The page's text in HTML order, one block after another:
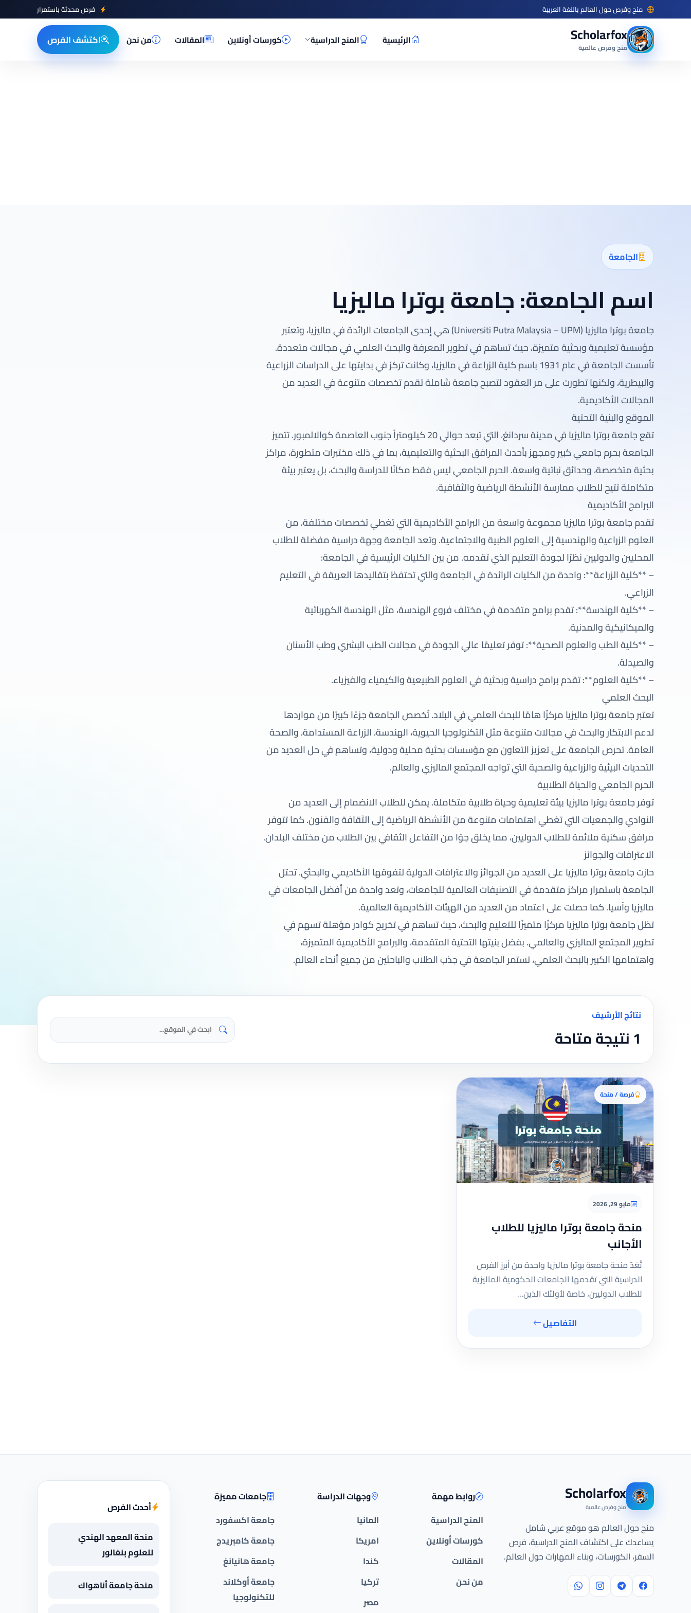
منح وفرص حول العالم باللغة العربية فرص محدثة باستمرار
Scholarfox
منح وفرص عالمية
الرئيسية المنح الدراسية كورسات أونلاين المقالات من نحن اكتشف الفرص
الجامعة
اسم الجامعة:جامعة بوترا ماليزيا
جامعة بوترا ماليزيا (Universiti Putra Malaysia – UPM) هي إحدى الجامعات الرائدة في ماليزيا، وتعتبر
مؤسسة تعليمية وبحثية متميزة، حيث تساهم في تطوير المعرفة والبحث العلمي في مجالات متعددة.
تأسست الجامعة في عام 1931 باسم كلية الزراعة في ماليزيا، وكانت تركز في بدايتها على الدراسات الزراعية
والبيطرية، ولكنها تطورت على مر العقود لتصبح جامعة شاملة تقدم تخصصات متنوعة في العديد من
المجالات الأكاديمية.
الموقع والبنية التحتية
تقع جامعة بوترا ماليزيا في مدينة سردانغ، التي تبعد حوالي 20 كيلومتراً جنوب العاصمة كوالالمبور. تتميز
الجامعة بحرم جامعي كبير ومجهز بأحدث المرافق البحثية والتعليمية، بما في ذلك مختبرات متطورة، مراكز
بحثية متخصصة، وحدائق نباتية واسعة. الحرم الجامعي ليس فقط مكانًا للدراسة والبحث، بل يعتبر بيئة
متكاملة تتيح للطلاب ممارسة الأنشطة الرياضية والثقافية.
البرامج الأكاديمية
تقدم جامعة بوترا ماليزيا مجموعة واسعة من البرامج الأكاديمية التي تغطي تخصصات مختلفة، من
العلوم الزراعية والهندسية إلى العلوم الطبية والاجتماعية. وتعد الجامعة وجهة دراسية مفضلة للطلاب
المحليين والدوليين نظرًا لجودة التعليم الذي تقدمه. من بين الكليات الرئيسية في الجامعة:
– **كلية الزراعة**: واحدة من الكليات الرائدة في الجامعة والتي تحتفظ بتقاليدها العريقة في التعليم
الزراعي.
– **كلية الهندسة**: تقدم برامج متقدمة في مختلف فروع الهندسة، مثل الهندسة الكهربائية
والميكانيكية والمدنية.
– **كلية الطب والعلوم الصحية**: توفر تعليمًا عالي الجودة في مجالات الطب البشري وطب الأسنان
والصيدلة.
– **كلية العلوم**: تقدم برامج دراسية وبحثية في العلوم الطبيعية والكيمياء والفيزياء.
البحث العلمي
تعتبر جامعة بوترا ماليزيا مركزًا هامًا للبحث العلمي في البلاد. تُخصص الجامعة جزءًا كبيرًا من مواردها
لدعم الابتكار والبحث في مجالات متنوعة مثل التكنولوجيا الحيوية، الهندسة، الزراعة المستدامة، والصحة
العامة. تحرص الجامعة على تعزيز التعاون مع مؤسسات بحثية محلية ودولية، وتساهم في حل العديد من
التحديات البيئية والزراعية والصحية التي تواجه المجتمع الماليزي والعالم.
الحرم الجامعي والحياة الطلابية
توفر جامعة بوترا ماليزيا بيئة تعليمية وحياة طلابية متكاملة. يمكن للطلاب الانضمام إلى العديد من
النوادي والجمعيات التي تغطي اهتمامات متنوعة من الأنشطة الرياضية إلى الثقافة والفنون. كما تتوفر
مرافق سكنية ملائمة للطلاب الدوليين، مما يخلق جوًا من التفاعل الثقافي بين الطلاب من مختلف البلدان.
الاعترافات والجوائز
حازت جامعة بوترا ماليزيا على العديد من الجوائز والاعترافات الدولية لتفوقها الأكاديمي والبحثي. تحتل
الجامعة باستمرار مراكز متقدمة في التصنيفات العالمية للجامعات، وتعد واحدة من أفضل الجامعات في
ماليزيا وآسيا. كما حصلت على اعتماد من العديد من الهيئات الأكاديمية العالمية.
تظل جامعة بوترا ماليزيا مركزًا متميزًا للتعليم والبحث، حيث تساهم في تخريج كوادر مؤهلة تسهم في
تطوير المجتمع الماليزي والعالمي. بفضل بنيتها التحتية المتقدمة، والبرامج الأكاديمية المتميزة،
واهتمامها الكبير بالبحث العلمي، تستمر الجامعة في جذب الطلاب والباحثين من جميع أنحاء العالم.
نتائج الأرشيف
1 نتيجة متاحة
فرصة / منحة
مايو 29, 2026
منحة جامعة بوترا ماليزيا للطلاب
الأجانب
تُعَدّ منحة جامعة بوترا ماليزيا واحدة من أبرز الفرص
الدراسية التي تقدمها الجامعات الحكومية الماليزية
للطلاب الدوليين، خاصة لأولئك الذين…
التفاصيل
Scholarfox
منح وفرص عالمية
منح حول العالم هو موقع عربي شامل
يساعدك على اكتشاف المنح الدراسية، فرص
السفر، الكورسات، وبناء المهارات حول العالم.
روابط مهمة
المنح الدراسية
كورسات أونلاين
المقالات
من نحن
وجهات الدراسة
المانيا
امريكا
كندا
تركيا
مصر
جامعات مميزة
جامعة اكسفورد
جامعة كامبريدج
جامعة هانيانغ
جامعة أوكلاند
للتكنولوجيا
أحدث الفرص
منحة المعهد الهندي
للعلوم بنغالور
منحة جامعة أناهواك